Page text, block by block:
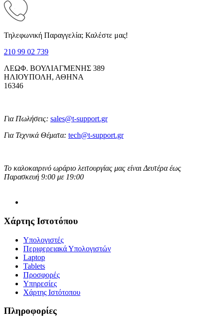
Τηλεφωνική Παραγγελία; Καλέστε μας!
210 99 02 739
ΛΕΩΦ. ΒΟΥΛΙΑΓΜΕΝΗΣ 389
ΗΛΙΟΥΠΟΛΗ, ΑΘΗΝΑ
16346
Για Πωλήσεις: sales@t-support.gr
Για Τεχνικά Θέματα: tech@t-support.gr
Το καλοκαιρινό ωράριο λειτουργίας μας είναι Δευτέρα έως
Παρασκευή 9:00 με 19:00
Χάρτης Ιστοτόπου
Υπολογιστές
Περιφερειακά Υπολογιστών
Laptop
Tablets
Προσφορές
Υπηρεσίες
Χάρτης Ιστότοπου
Πληροφορίες